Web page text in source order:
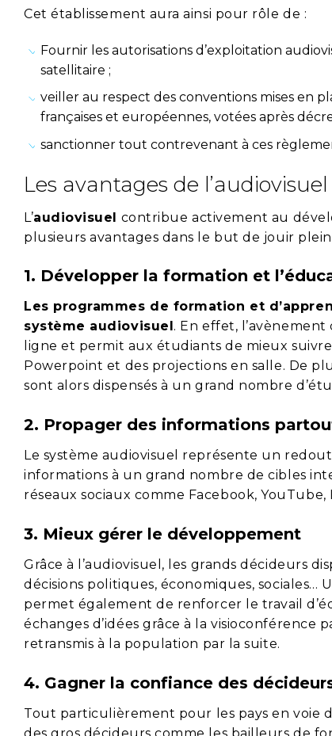
Cet établissement aura ainsi pour rôle de :
Fournir les autorisations d’exploitation
satellitaire ;
veiller au respect des conventions mises en
françaises et européennes, votées après
sanctionner tout contrevenant à ces
Les avantages de l’audiovisuel
L’audiovisuel contribue activement au
plusieurs avantages dans le but de jouir
1. Développer la formation et
Les programmes de formation et
système audiovisuel . En effet,
ligne et permit aux étudiants de mieux
Powerpoint et des projections en salle. De
sont alors dispensés à un grand nombre
2. Propager des informations
Le système audiovisuel représente un
informations à un grand nombre de cibles
réseaux sociaux comme Facebook,
3. Mieux gérer le développement
Grâce à l’audiovisuel, les grands décideurs
décisions politiques, économiques, sociales…
permet également de renforcer le travail
échanges d’idées grâce à la
retransmis à la population par la suite.
4. Gagner la confiance des
Tout particulièrement pour les pays en voie
des gros décideurs comme les bailleurs de